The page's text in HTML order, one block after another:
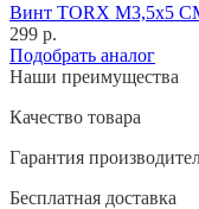
Винт TORX M3,5x5
299 р.
Подобрать аналог
Наши преимущества
Качество товара
Гарантия
Бесплатная доставка